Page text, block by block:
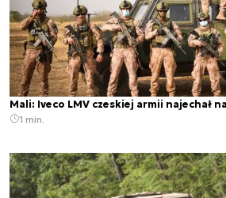
Mali: Iveco LMV czeskiej armii najechał
1 min.